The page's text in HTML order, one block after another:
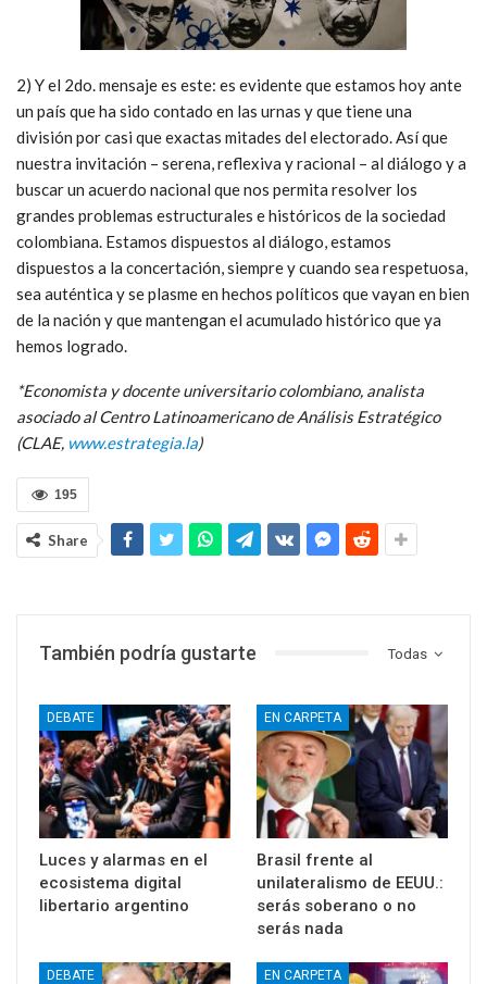
2) Y el 2do. mensaje es este: es evidente que estamos hoy ante
un país que ha sido contado en las urnas y que tiene una
división por casi que exactas mitades del electorado. Así que
nuestra invitación – serena, reflexiva y racional – al diálogo y a
buscar un acuerdo nacional que nos permita resolver los
grandes problemas estructurales e históricos de la sociedad
colombiana. Estamos dispuestos al diálogo, estamos
dispuestos a la concertación, siempre y cuando sea respetuosa,
sea auténtica y se plasme en hechos políticos que vayan en bien
de la nación y que mantengan el acumulado histórico que ya
hemos logrado.
*Economista y docente universitario colombiano, analista
asociado al Centro Latinoamericano de Análisis Estratégico
(CLAE, www.estrategia.la)
195
Share
Todas
También podría gustarte
DEBATE
Luces y alarmas en el
ecosistema digital
libertario argentino
EN CARPETA
Brasil frente al
unilateralismo de EEUU.:
serás soberano o no
serás nada
DEBATE EN CARPETA